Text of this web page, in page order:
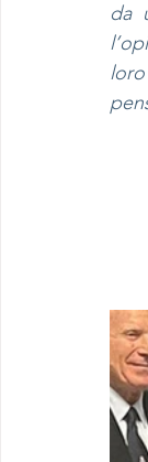
da